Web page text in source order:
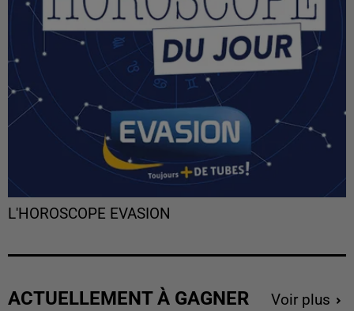
L'HOROSCOPE EVASION
ACTUELLEMENT À GAGNER Voir plus